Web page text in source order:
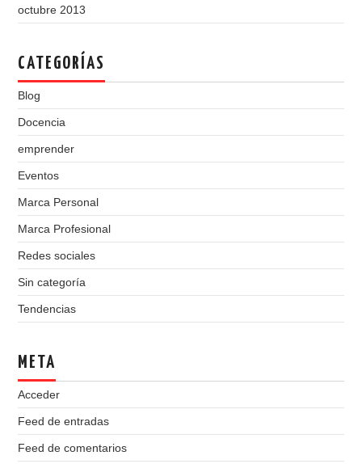
octubre 2013
CATEGORÍAS
Blog
Docencia
emprender
Eventos
Marca Personal
Marca Profesional
Redes sociales
Sin categoría
Tendencias
META
Acceder
Feed de entradas
Feed de comentarios